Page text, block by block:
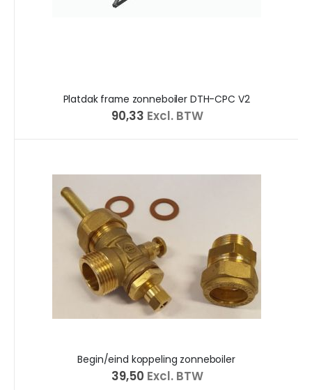
Platdak frame zonneboiler DTH-CPC V2
€ 90,33 Excl. BTW
Begin/eind koppeling zonneboiler
€ 39,50 Excl. BTW